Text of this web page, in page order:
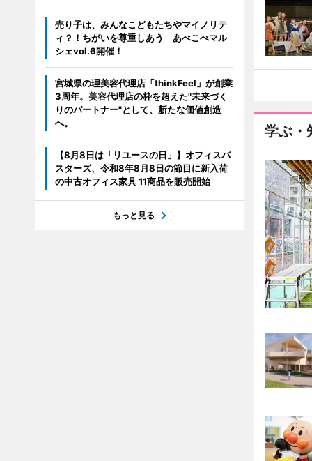
学ぶ・
売り子は、みんなこどもたちやマイノリテ
ィ？！ちがいを尊重しあう あべこべマル
シェvol.6開催！
宮城県の理美容代理店「thinkFeel」が創業
3周年。美容代理店の枠を超えた"未来づく
りのパートナー"として、新たな価値創造
へ。
【8月8日は「リユースの日」】オフィスバ
スターズ、令和8年8月8日の節目に新入荷
の中古オフィス家具 11商品を販売開始
もっと見る